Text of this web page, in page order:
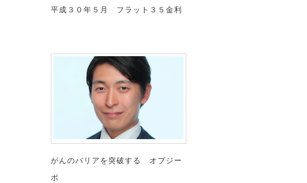
平成３０年５月 フラット３５金利
がんのバリアを突破する オブジー
ボ